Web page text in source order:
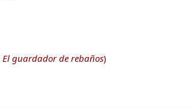
El guardador de rebaños)